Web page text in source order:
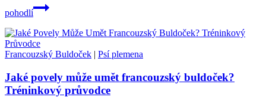
pohodlí
Francouzský Buldoček | Psí plemena
Jaké povely může umět francouzský buldoček?
Tréninkový průvodce